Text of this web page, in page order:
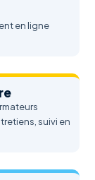
en ligne
suivi en